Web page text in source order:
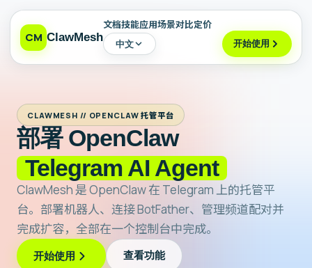
CM ClawMesh
文档技能应用场景对比定价
中文 开始使用
CLAWMESH // OPENCLAW 托管平台
部署 OpenClaw
Telegram AI Agent
ClawMesh 是 OpenClaw 在 Telegram 上的托管平
台。部署机器人、连接 BotFather、管理频道配对并
完成扩容，全部在一个控制台中完成。
开始使用 查看功能